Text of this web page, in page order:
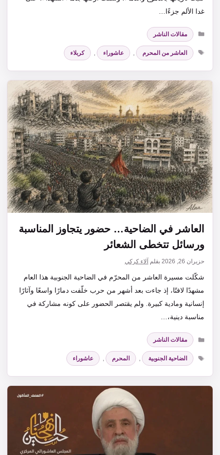
غدا الألم جزءًا…
التصنيفات
مقالات الناشر
الوسوم
العاشر من المحرم عاشوراء كربلاء
العاشر في الضاحية… حضور يتجاوز المناسبة
ورسائل تتخطى الشعائر
حزيران 26, 2026 بقلم آلاء كركي
شكّلت مسيرة العاشر من المحرّم في الضاحية الجنوبية هذا العام
مشهدًا لافتًا، إذ جاءت بعد أشهر من حرب خلّفت دمارًا واسعًا وآثارًا
إنسانية ومادية كبيرة. ولم يقتصر الحضور على كونه مشاركة في
مناسبة دينية،…
التصنيفات
مقالات الناشر
الوسوم
الضاحية الجنوبية , المحرم , عاشوراء